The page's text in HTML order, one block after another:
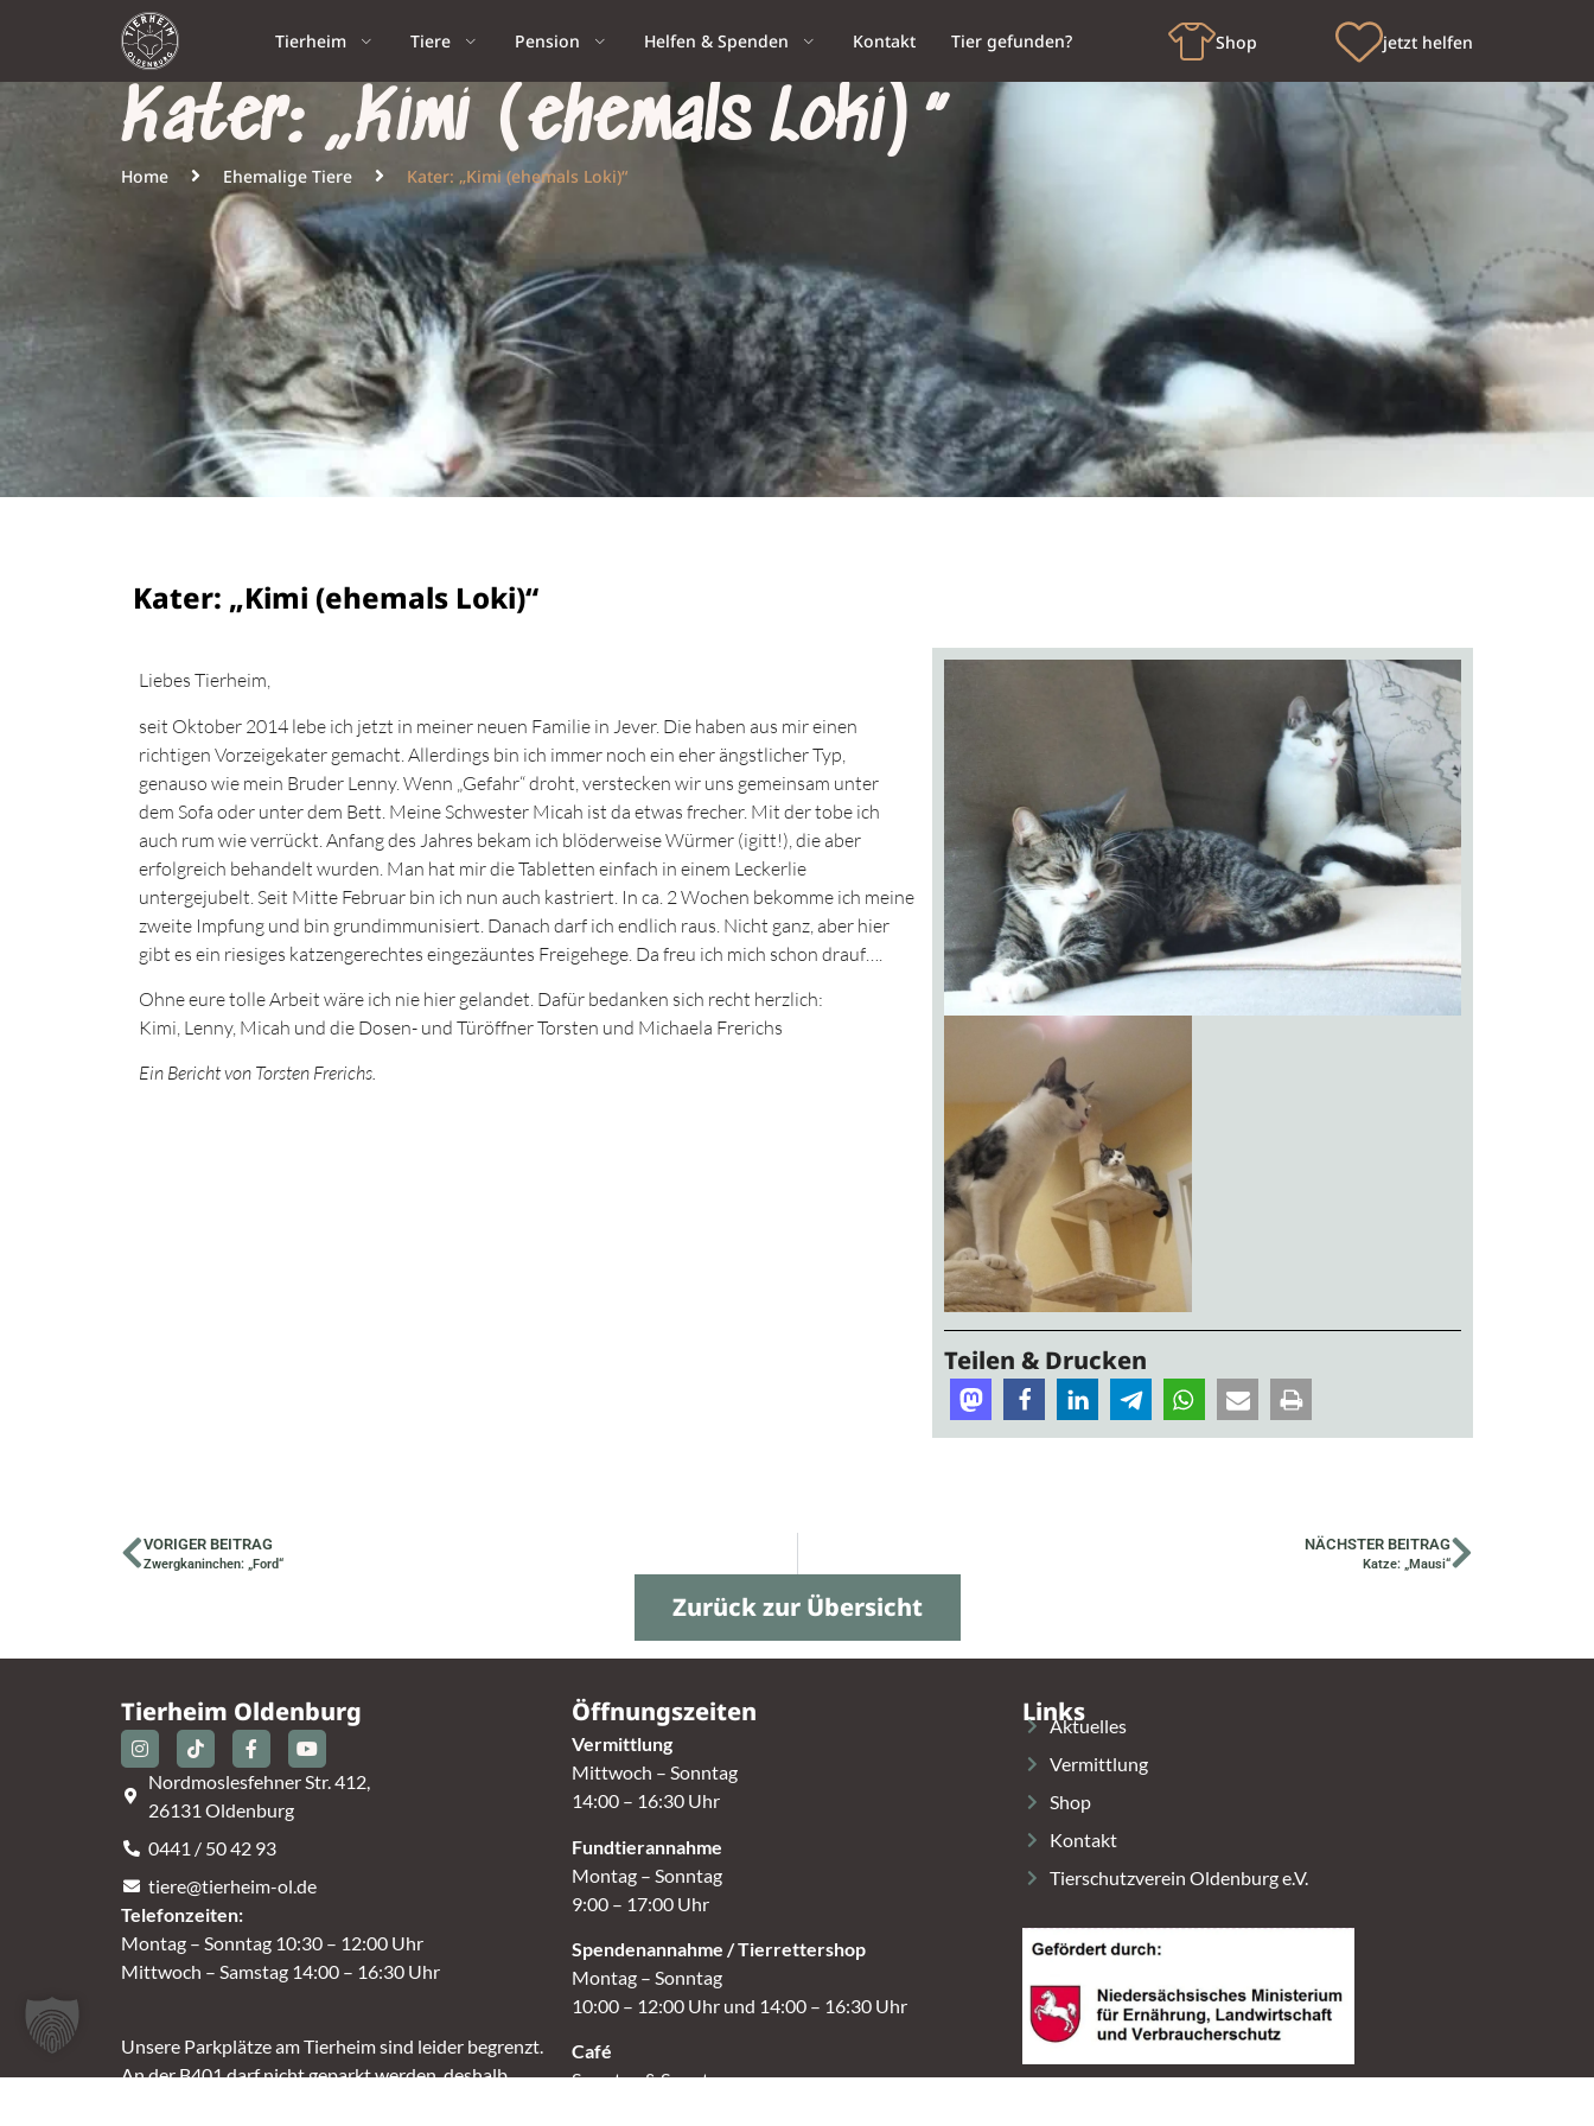
Tierheim Tiere Pension Helfen & Spenden Kontakt Tier gefunden? Shop jetzt helfen
Kater: „Kimi (ehemals Loki)“
Home Ehemalige Tiere Kater: „Kimi (ehemals Loki)“
Kater: „Kimi (ehemals Loki)“
Liebes Tierheim,
seit Oktober 2014 lebe ich jetzt in meiner neuen Familie in Jever. Die haben aus mir einen
richtigen Vorzeigekater gemacht. Allerdings bin ich immer noch ein eher ängstlicher Typ,
genauso wie mein Bruder Lenny. Wenn „Gefahr“ droht, verstecken wir uns gemeinsam unter
dem Sofa oder unter dem Bett. Meine Schwester Micah ist da etwas frecher. Mit der tobe ich
auch rum wie verrückt. Anfang des Jahres bekam ich blöderweise Würmer (igitt!), die aber
erfolgreich behandelt wurden. Man hat mir die Tabletten einfach in einem Leckerlie
untergejubelt. Seit Mitte Februar bin ich nun auch kastriert. In ca. 2 Wochen bekomme ich meine
zweite Impfung und bin grundimmunisiert. Danach darf ich endlich raus. Nicht ganz, aber hier
gibt es ein riesiges katzengerechtes eingezäuntes Freigehege. Da freu ich mich schon drauf….
Ohne eure tolle Arbeit wäre ich nie hier gelandet. Dafür bedanken sich recht herzlich:
Kimi, Lenny, Micah und die Dosen- und Türöffner Torsten und Michaela Frerichs
Ein Bericht von Torsten Frerichs.
Teilen & Drucken
VORIGER BEITRAG
Zwergkaninchen: „Ford“
NÄCHSTER BEITRAG
Katze: „Mausi“
Zurück zur Übersicht
Tierheim Oldenburg
Nordmoslesfehner Str. 412,
26131 Oldenburg
0441 / 50 42 93
tiere@tierheim-ol.de
Telefonzeiten:
Montag – Sonntag 10:30 – 12:00 Uhr
Mittwoch – Samstag 14:00 – 16:30 Uhr
Unsere Parkplätze am Tierheim sind leider begrenzt.
An der B401 darf nicht geparkt werden, deshalb
Öffnungszeiten
Vermittlung
Mittwoch – Sonntag
14:00 – 16:30 Uhr
Fundtierannahme
Montag – Sonntag
9:00 – 17:00 Uhr
Spendenannahme / Tierrettershop
Montag – Sonntag
10:00 – 12:00 Uhr und 14:00 – 16:30 Uhr
Café
Samstag & Sonntag
Links
Aktuelles
Vermittlung
Shop
Kontakt
Tierschutzverein Oldenburg e.V.